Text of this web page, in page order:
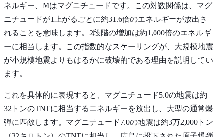
ネルギー、Mはマグニチュードです。この対数関係は、マグ
ニチュードが1上がるごとに約31.6倍のエネルギーが放出さ
れることを意味します。2段階の増加は約1,000倍のエネルギ
ーに相当します。この指数的なスケーリングが、大規模地震
が小規模地震よりもはるかに破壊的である理由を説明してい
ます。
これを具体的に表現すると、マグニチュード5.0の地震は約
32トンのTNTに相当するエネルギーを放出し、大型の通常爆
弾に匹敵します。マグニチュード7.0の地震は約3万2,000トン